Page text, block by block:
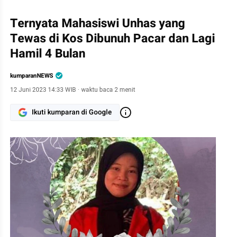
Ternyata Mahasiswi Unhas yang
Tewas di Kos Dibunuh Pacar dan Lagi
Hamil 4 Bulan
kumparanNEWS
12 Juni 2023 14:33 WIB · waktu baca 2 menit
Ikuti kumparan di Google